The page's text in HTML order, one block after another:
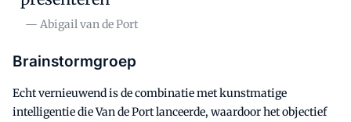
— Abigail van de Port
Brainstormgroep
Echt vernieuwend is de combinatie met kunstmatige
intelligentie die Van de Port lanceerde, waardoor het objectief